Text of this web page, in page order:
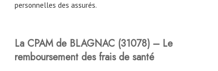
personnelles des assurés.
La CPAM de BLAGNAC (31078) – Le
remboursement des frais de santé